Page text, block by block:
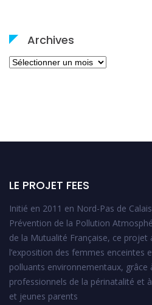
Archives
Archives
LE PROJET FEES
Initié en 2011 en Nord-Pas de
Prévention de la Pollution
de la Mutualité Française, ce
l’exposition des femmes enceintes
polluants environnementaux,
professionnels de la périnatalité et
et jeunes parents